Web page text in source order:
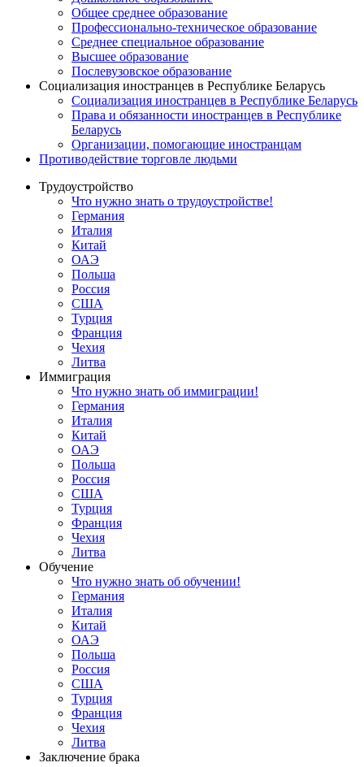
Общее среднее образование
Профессионально-техническое образование
Среднее специальное образование
Высшее образование
Послевузовское образование
Социализация иностранцев в Республике Беларусь
Социализация иностранцев в Республике Беларусь
Права и обязанности иностранцев в Республике
Беларусь
Oрганизации, помогающие иностранцам
Противодействие торговле людьми
Трудоустройство
Что нужно знать о трудоустройстве!
Германия
Италия
Китай
ОАЭ
Польша
Россия
США
Турция
Франция
Чехия
Литва
Иммиграция
Что нужно знать об иммиграции!
Германия
Италия
Китай
ОАЭ
Польша
Россия
США
Турция
Франция
Чехия
Литва
Обучение
Что нужно знать об обучении!
Германия
Италия
Китай
ОАЭ
Польша
Россия
США
Турция
Франция
Чехия
Литва
Заключение брака